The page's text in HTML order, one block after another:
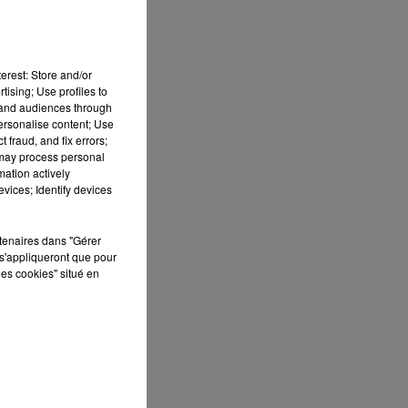
Store and/or
Use profiles to
audiences through
content; Use
fraud, and fix errors;
process personal
actively
Identify devices
dans "Gérer
que pour
cookies" situé en